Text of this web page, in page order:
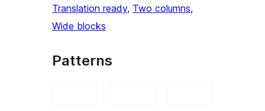
Translation ready, Two columns
Wide blocks
Patterns